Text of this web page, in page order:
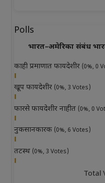
Polls
भारत–अमेरिका संबंध
काही प्रमाणात फायदेशीर (0%, 0
खूप फायदेशीर (0%, 3 Votes)
फारसे फायदेशीर नाहीत (0%, 0
नुकसानकारक (0%, 6 Votes)
तटस्थ (0%, 3 Votes)
Total